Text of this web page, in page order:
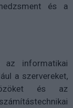
és a
az informatikai
a szervereket,
és az